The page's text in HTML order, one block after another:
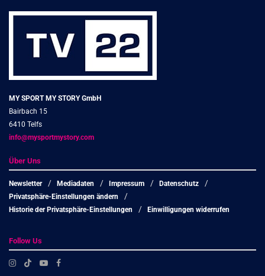
MY SPORT MY STORY GmbH
Bairbach 15
6410 Telfs
info@mysportmystory.com
Über Uns
Newsletter Mediadaten Impressum
Datenschutz
Privatsphäre-Einstellungen ändern
Historie der Privatsphäre-Einstellungen
Einwilligungen widerrufen
Follow Us